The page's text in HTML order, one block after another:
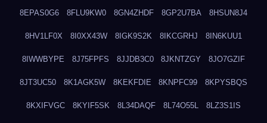
8EPAS0G6 8FLU9KW0 8GN4ZHDF 8GP2U7BA 8HSUN8J4
8HV1LF0X 8I0XX43W 8IGK9S2K 8IKCGRHJ 8IN6KUU1
8IWWBYPE 8J75FPFS 8JJDB3C0 8JKNTZGY 8JO7GZIF
8JT3UC50 8K1AGK5W 8KEKFDIE 8KNPFC99 8KPYSBQS
8KXIFVGC 8KYIF5SK 8L34DAQF 8L74O55L 8LZ3S1IS